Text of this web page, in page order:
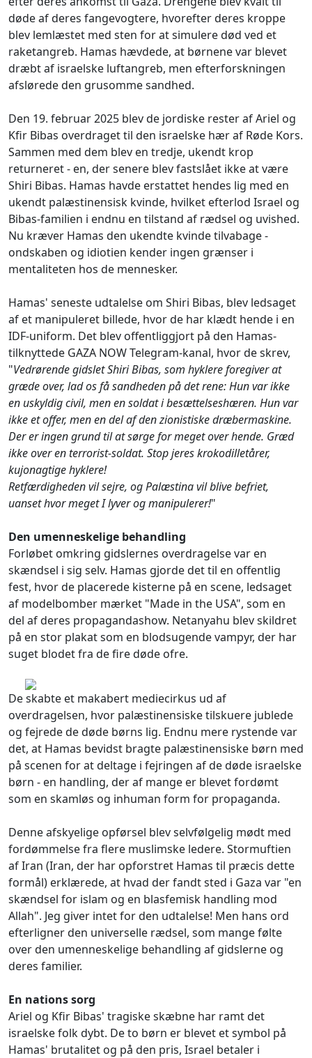
døde af deres fangevogtere, hvorefter deres kroppe
blev lemlæstet med sten for at simulere død ved et
raketangreb. Hamas hævdede, at børnene var blevet
dræbt af israelske luftangreb, men efterforskningen
afslørede den grusomme sandhed.
Den 19. februar 2025 blev de jordiske rester af Ariel og
Kfir Bibas overdraget til den israelske hær af Røde Kors.
Sammen med dem blev en tredje, ukendt krop
returneret - en, der senere blev fastslået ikke at være
Shiri Bibas. Hamas havde erstattet hendes lig med en
ukendt palæstinensisk kvinde, hvilket efterlod Israel og
Bibas-familien i endnu en tilstand af rædsel og uvished.
Nu kræver Hamas den ukendte kvinde tilvabage -
ondskaben og idiotien kender ingen grænser i
mentaliteten hos de mennesker.
Hamas' seneste udtalelse om Shiri Bibas, blev ledsaget
af et manipuleret billede, hvor de har klædt hende i en
IDF-uniform. Det blev offentliggjort på den Hamas-
tilknyttede GAZA NOW Telegram-kanal, hvor de skrev,
"Vedrørende gidslet Shiri Bibas, som hyklere foregiver at
græde over, lad os få sandheden på det rene: Hun var ikke
en uskyldig civil, men en soldat i besættelseshæren. Hun var
ikke et offer, men en del af den zionistiske dræbermaskine.
Der er ingen grund til at sørge for meget over hende. Græd
ikke over en terrorist-soldat. Stop jeres krokodilletårer,
kujonagtige hyklere!
Retfærdigheden vil sejre, og Palæstina vil blive befriet,
uanset hvor meget I lyver og manipulerer!"
Den umenneskelige behandling
Forløbet omkring gidslernes overdragelse var en
skændsel i sig selv. Hamas gjorde det til en offentlig
fest, hvor de placerede kisterne på en scene, ledsaget
af modelbomber mærket "Made in the USA", som en
del af deres propagandashow. Netanyahu blev skildret
på en stor plakat som en blodsugende vampyr, der har
suget blodet fra de fire døde ofre.
De skabte et makabert mediecirkus ud af
overdragelsen, hvor palæstinensiske tilskuere jublede
og fejrede de døde børns lig. Endnu mere rystende var
det, at Hamas bevidst bragte palæstinensiske børn med
på scenen for at deltage i fejringen af de døde israelske
børn - en handling, der af mange er blevet fordømt
som en skamløs og inhuman form for propaganda.
Denne afskyelige opførsel blev selvfølgelig mødt med
fordømmelse fra flere muslimske ledere. Stormuftien
af Iran (Iran, der har opforstret Hamas til præcis dette
formål) erklærede, at hvad der fandt sted i Gaza var "en
skændsel for islam og en blasfemisk handling mod
Allah". Jeg giver intet for den udtalelse! Men hans ord
efterligner den universelle rædsel, som mange følte
over den umenneskelige behandling af gidslerne og
deres familier.
En nations sorg
Ariel og Kfir Bibas' tragiske skæbne har ramt det
israelske folk dybt. De to børn er blevet et symbol på
Hamas' brutalitet og på den pris, Israel betaler i